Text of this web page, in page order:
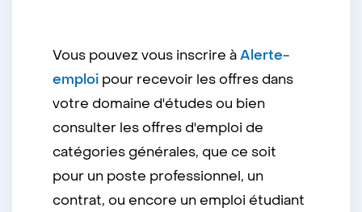
Vous pouvez vous inscrire àAlerte-
emploi pour recevoir les offres dans
votre domaine d'études ou bien
consulter les offres d'emploi de
catégories générales, que ce soit
pour un poste professionnel, un
contrat, ou encore un emploi étudiant